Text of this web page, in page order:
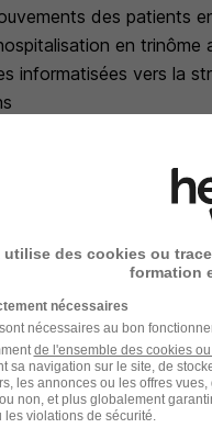
des patients
en
informatisées vers la
et des commandes en
qualité et la sécurité des
nécessaires à
des pratiques
annuelle et
gestion des
labélisation
et à la recherche
oeuvre l'accueil et la
des agents :
apprenant"
utilise des cookies ou
formation
nécessaires
nécessaires au bon
de l'ensemble des cookies
sa navigation sur le site, de
les annonces ou les offres
non, et plus globalement
violations de sécurité.